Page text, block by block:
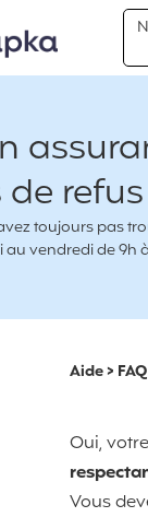
de
toujours pas
vendredi de 9h
Aide> FAQ
Oui,
Vous